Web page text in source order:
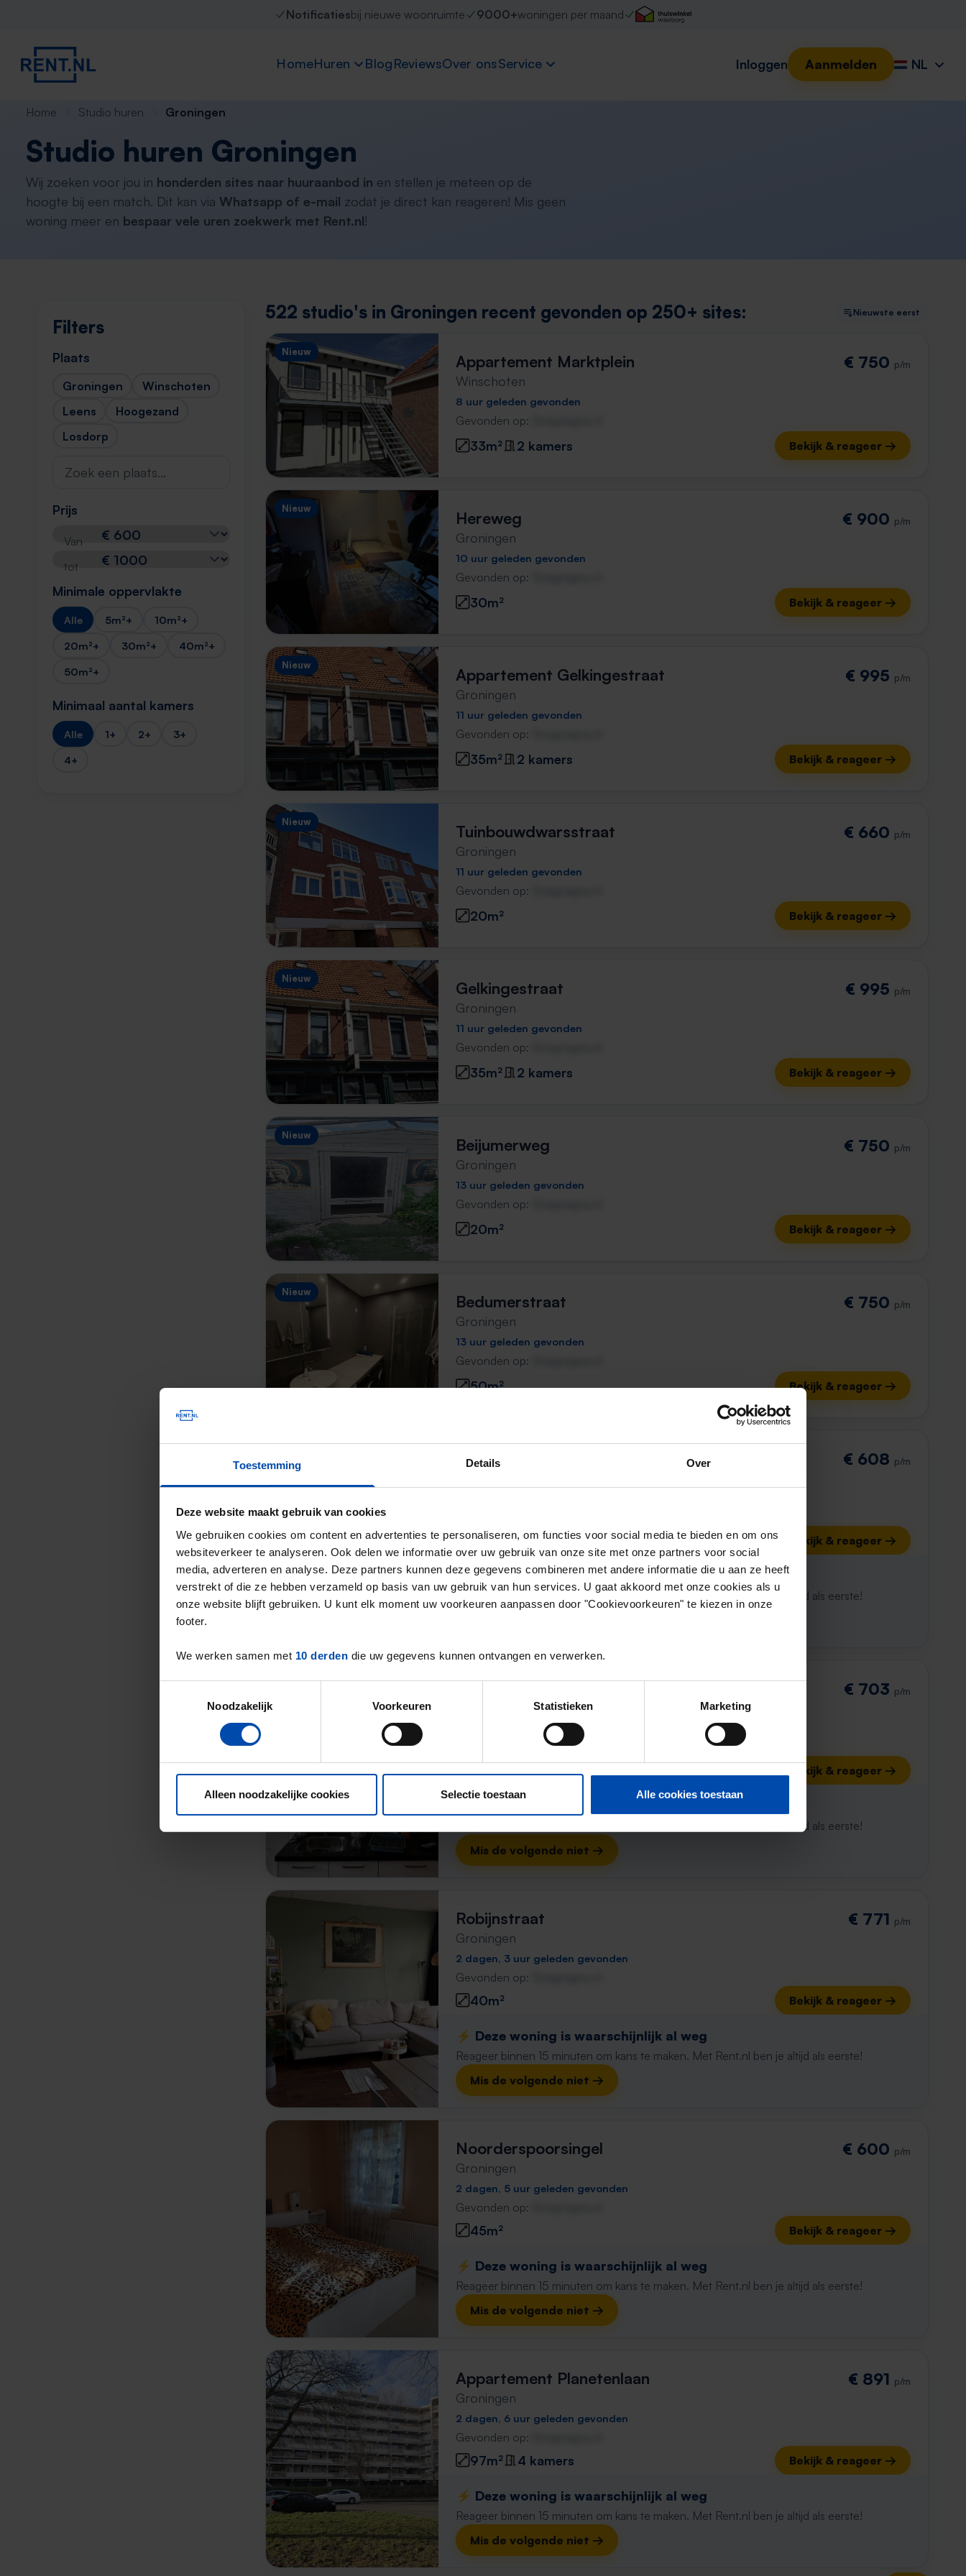
Toestemming Details Over
Deze website maakt gebruik van cookies
We gebruiken cookies om content en advertenties te personaliseren, om functies voor social media te bieden en om ons
websiteverkeer te analyseren. Ook delen we informatie over uw gebruik van onze site met onze partners voor social
media, adverteren en analyse. Deze partners kunnen deze gegevens combineren met andere informatie die u aan ze heeft
verstrekt of die ze hebben verzameld op basis van uw gebruik van hun services. U gaat akkoord met onze cookies als u
onze website blijft gebruiken. U kunt elk moment uw voorkeuren aanpassen door "Cookievoorkeuren" te kiezen in onze
footer.
We werken samen met 10 derden die uw gegevens kunnen ontvangen en verwerken.
Noodzakelijk
Voorkeuren Statistieken Marketing
Alleen noodzakelijke cookies Selectie toestaan Alle cookies toestaan
Notificatiesbij nieuwe woonruimte 9000+woningen per maand
HomeHuren BlogReviewsOver onsService Inloggen Aanmelden NL
Home Studio huren Groningen
Studio huren Groningen
Wij zoeken voor jou in honderden sites naar huuraanbod in en stellen je meteen op de
hoogte bij een match. Dit kan via Whatsapp of e-mail zodat je direct kan reageren! Mis geen
woning meer en bespaar vele uren zoekwerk met Rent.nl!
Filters
Plaats
Groningen
Winschoten
Leens
Hoogezand
Losdorp
Prijs
Van
tot
Minimale oppervlakte
Alle 5m²+
10m²+
20m²+
30m²+
40m²+
50m²+
Minimaal aantal kamers
Alle 1+ 2+
3+
4+
522 studio's in Groningen recent gevonden op 250+ sites: Nieuwste eerst
Nieuw Appartement Marktplein
Winschoten
€ 750 p/m
8 uur geleden gevonden
Gevonden op:
33m² 2 kamers Bekijk & reageer →
Nieuw Hereweg
Groningen
€ 900 p/m
10 uur geleden gevonden
Gevonden op:
30m² Bekijk & reageer →
Nieuw Appartement Gelkingestraat
Groningen
€ 995 p/m
11 uur geleden gevonden
Gevonden op:
35m² 2 kamers Bekijk & reageer →
Nieuw Tuinbouwdwarsstraat
Groningen
€ 660 p/m
11 uur geleden gevonden
Gevonden op:
20m² Bekijk & reageer →
Nieuw Gelkingestraat
Groningen
€ 995 p/m
11 uur geleden gevonden
Gevonden op:
35m² 2 kamers Bekijk & reageer →
Nieuw Beijumerweg
Groningen
€ 750 p/m
13 uur geleden gevonden
Gevonden op:
20m² Bekijk & reageer →
Nieuw Bedumerstraat
Groningen
€ 750 p/m
13 uur geleden gevonden
Gevonden op:
50m² Bekijk & reageer →
Nieuwe Ebbingestraat € 608 p/m
27m² Bekijk & reageer →
⚡️ Deze woning is waarschijnlijk al weg
Reageer binnen 15 minuten om kans te maken. Met Rent.nl ben je altijd als eerste!
€ 703 p/m
1 dag, 10 uur geleden gevonden
Gnagnagna.nl
50m² Bekijk & reageer →
Reageer binnen 15 minuten om kans te maken. Met Rent.nl ben je altijd als eerste!
Mis de volgende niet →
Robijnstraat
Groningen
€ 771 p/m
2 dagen, 3 uur geleden gevonden
Gevonden op:
40m² Bekijk & reageer →
⚡️ Deze woning is waarschijnlijk al weg
Reageer binnen 15 minuten om kans te maken. Met Rent.nl ben je altijd als eerste!
Mis de volgende niet →
Noorderspoorsingel
Groningen
€ 600 p/m
2 dagen, 5 uur geleden gevonden
Gevonden op:
45m² Bekijk & reageer →
⚡️ Deze woning is waarschijnlijk al weg
Reageer binnen 15 minuten om kans te maken. Met Rent.nl ben je altijd als eerste!
Mis de volgende niet →
Appartement Planetenlaan
Groningen
€ 891 p/m
2 dagen, 6 uur geleden gevonden
Gevonden op:
97m² 4 kamers Bekijk & reageer →
⚡️ Deze woning is waarschijnlijk al weg
Reageer binnen 15 minuten om kans te maken. Met Rent.nl ben je altijd als eerste!
Mis de volgende niet →